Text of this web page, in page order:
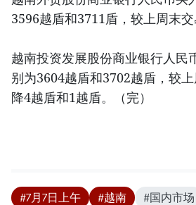
3596越盾和3711盾，较上周末交
越南投资发展股份商业银行人民
别为3604越盾和3702越盾，较
降4越盾和1越盾。（完）
#7月7日上午 #越南 #国内市场